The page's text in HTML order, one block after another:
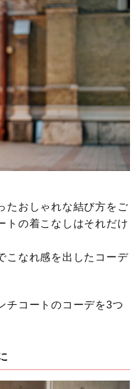
たおしゃれな結び方をご
トの着こなしはそれだけ
こなれ感を出したコーデ
チコートのコーデを3つ